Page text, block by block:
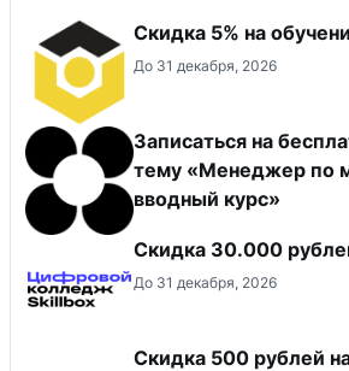
Скидка 5% на
До 31 декабря, 2026
Записаться на
тему «Менеджер по
вводный курс»
Скидка 30.000
До 31 декабря, 2026
Скидка 500 рублей